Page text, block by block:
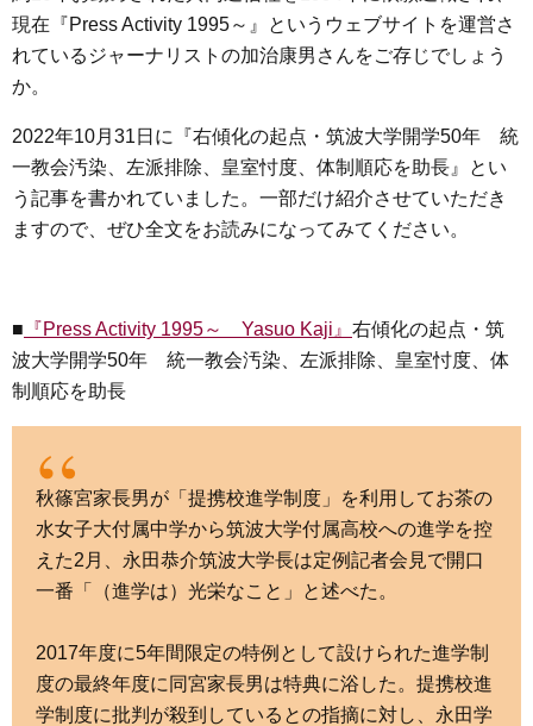
現在『Press Activity 1995～』というウェブサイトを運営さ
れているジャーナリストの加治康男さんをご存じでしょう
か。
2022年10月31日に『右傾化の起点・筑波大学開学50年 統
一教会汚染、左派排除、皇室忖度、体制順応を助長』とい
う記事を書かれていました。一部だけ紹介させていただき
ますので、ぜひ全文をお読みになってみてください。
■ 『Press Activity 1995～ Yasuo Kaji』 右傾化の起点・筑
波大学開学50年 統一教会汚染、左派排除、皇室忖度、体
制順応を助長
秋篠宮家長男が「提携校進学制度」を利用してお茶の
水女子大付属中学から筑波大学付属高校への進学を控
えた2月、永田恭介筑波大学長は定例記者会見で開口
一番「（進学は）光栄なこと」と述べた。
2017年度に5年間限定の特例として設けられた進学制
度の最終年度に同宮家長男は特典に浴した。提携校進
学制度に批判が殺到しているとの指摘に対し、永田学